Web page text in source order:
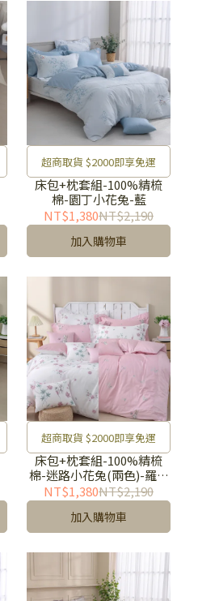
超商取貨 $2000即享免運
床包+枕套組-100%精梳
棉-園丁小花兔-藍
NT$1,380NT$2,190
加入購物車
超商取貨 $2000即享免運
床包+枕套組-100%精梳
棉-迷路小花兔(兩色)-羅伯
兔
NT$1,380NT$2,190
加入購物車